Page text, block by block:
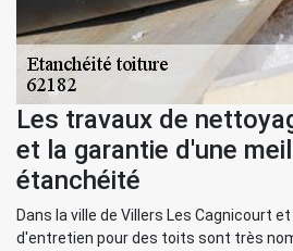
Les travaux de
et la garantie d'une
étanchéité
Dans la ville de Villers Les Cagnicourt
d'entretien pour des toits sont très